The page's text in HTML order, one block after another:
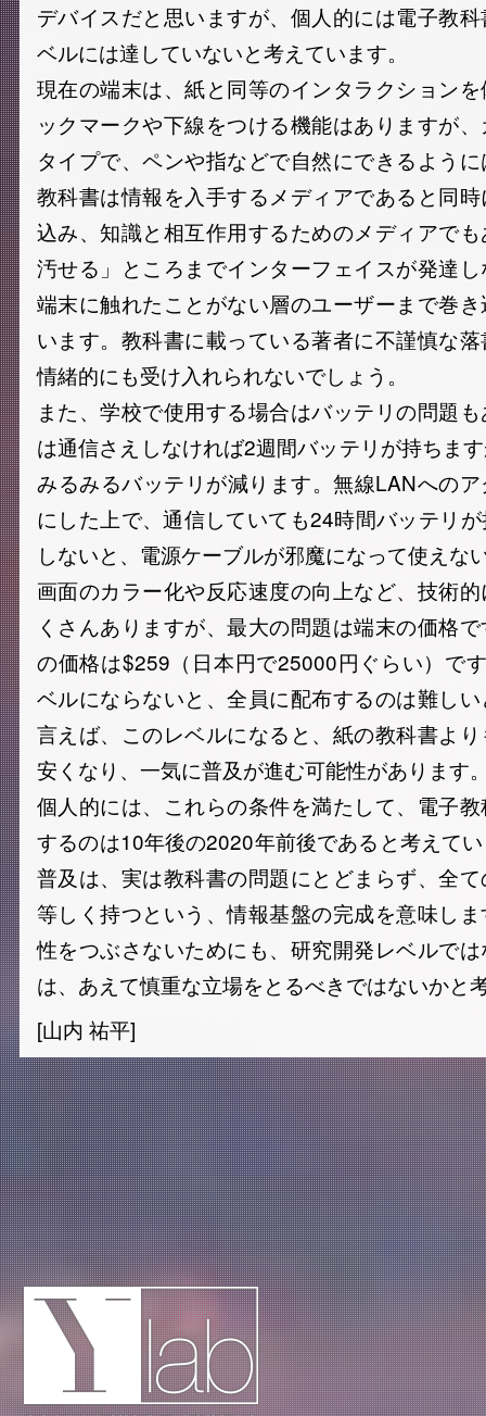
デバイスだと思いますが、個人的には電子教
ベルには達していないと考えています。
現在の端末は、紙と同等のインタラクション
ックマークや下線をつける機能はありますが
タイプで、ペンや指などで自然にできるよう
教科書は情報を入手するメディアであると同
込み、知識と相互作用するためのメディアで
汚せる」ところまでインターフェイスが発達
端末に触れたことがない層のユーザーまで巻
います。教科書に載っている著者に不謹慎な
情緒的にも受け入れられないでしょう。
また、学校で使用する場合はバッテリの問題
は通信さえしなければ2週間バッテリが持ちま
みるみるバッテリが減ります。無線LANへの
にした上で、通信していても24時間バッテリ
しないと、電源ケーブルが邪魔になって使えな
画面のカラー化や反応速度の向上など、技術
くさんありますが、最大の問題は端末の価格
の価格は$259（日本円で25000円ぐらい）で
ベルにならないと、全員に配布するのは難し
言えば、このレベルになると、紙の教科書よ
安くなり、一気に普及が進む可能性があります
個人的には、これらの条件を満たして、電子
するのは10年後の2020年前後であると考えて
普及は、実は教科書の問題にとどまらず、全
等しく持つという、情報基盤の完成を意味し
性をつぶさないためにも、研究開発レベルで
は、あえて慎重な立場をとるべきではないかと
[山内 祐平]